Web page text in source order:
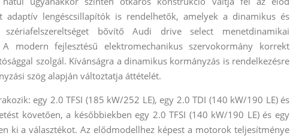
adaptív lengéscsillapítók is rendelhetők, amelyek a dinamikus és
bővítő Audi drive select menetdinamikai
modern fejlesztésű elektromechanikus szervokormány korrekt
szolgál. Kívánságra a dinamikus kormányzás is rendelkezésre
szög alapján változtatja áttételét.
egy 2.0 TFSI (185 kW/252 LE), egy 2.0 TDI (140 kW/190 LE) és
követően, a későbbiekben egy 2.0 TFSI (140 kW/190 LE) és egy
ki a választékot. Az elődmodellhez képest a motorok teljesítménye